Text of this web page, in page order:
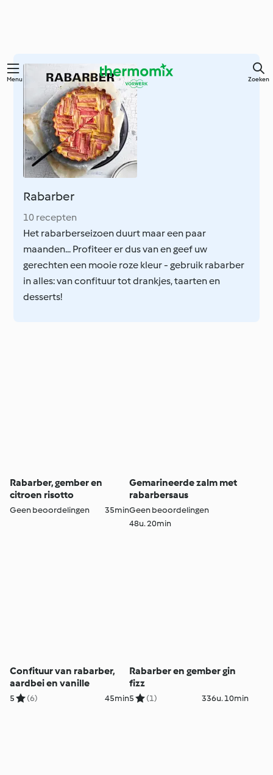
Overslaan
hoofdinhoud
Menu Zoeken
Rabarber
10 recepten
Het rabarberseizoen duurt maar een paar
maanden... Profiteer er dus van en geef uw
gerechten een mooie roze kleur - gebruik rabarber
in alles: van confituur tot drankjes, taarten en
desserts!
Rabarber, gember en
citroen risotto
Geen beoordelingen 35min
Gemarineerde zalm met
rabarbersaus
Geen beoordelingen
48u. 20min
Confituur van rabarber,
aardbei en vanille
5 (6) 45min
Rabarber en gember gin
fizz
5 (1) 336u. 10min